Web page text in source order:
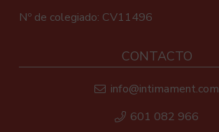
Nº de colegiado: CV11496
CONTACTO
info@intimament.com
601 082 966